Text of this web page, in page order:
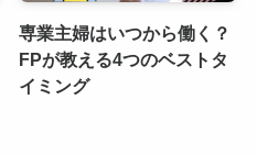
専業主婦はいつから働く？
FPが教える4つのベストタ
イミング